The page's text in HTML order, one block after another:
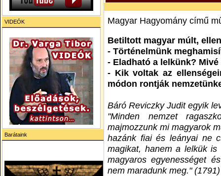
VIDEÓK
Barátaink
Magyar Hagyomány című
Betiltott magyar múlt,
- Történelmünk
- Eladható a lelkünk?
- Kik voltak az
módon rontják
Báró Reviczky Judit egyik
"Minden nemzet
majmozzunk mi magyarok
hazánk fiai és leányai ne
magikat, hanem a lelkük
magyaros egyenességet
nem maradunk meg." (1791)